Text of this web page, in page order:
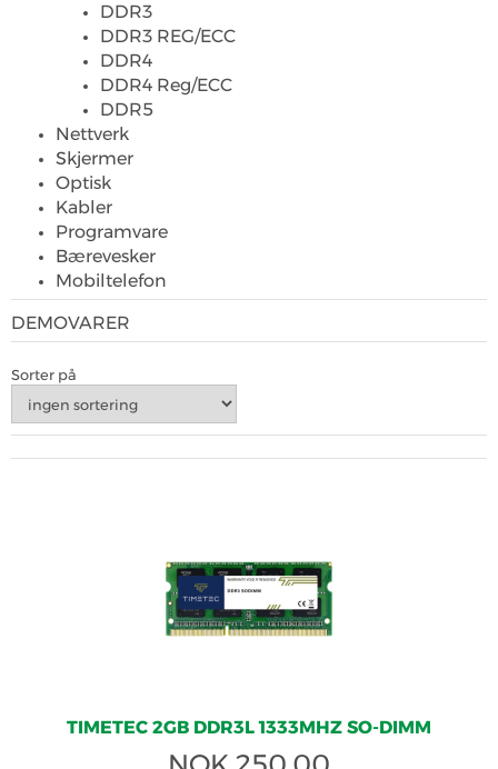
DDR3
DDR3 REG/ECC
DDR4
DDR4 Reg/ECC
DDR5
Nettverk
Skjermer
Optisk
Kabler
Programvare
Bærevesker
Mobiltelefon
DEMOVARER
Sorter på
TIMETEC 2GB DDR3L 1333MHZ SO-DIMM